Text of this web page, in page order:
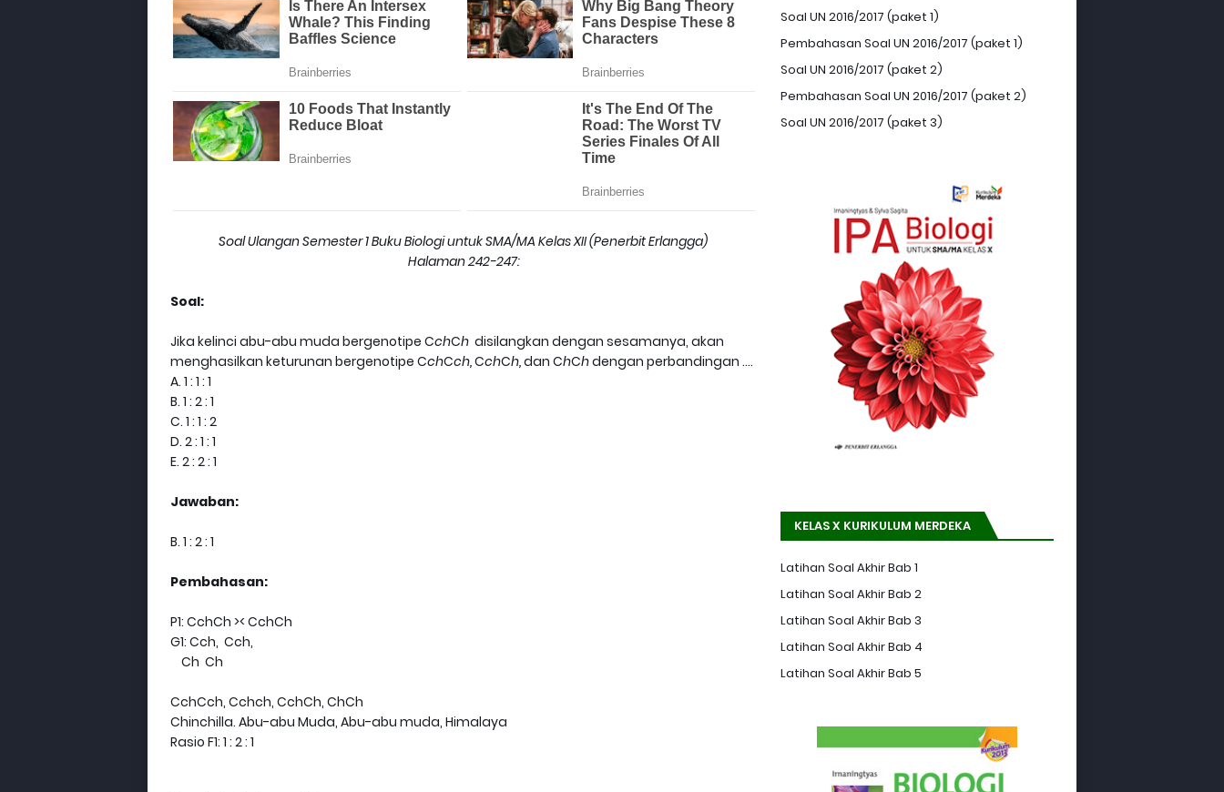
Soal Ulangan Semester 1 Buku Biologi untuk SMA/MA Kelas XII (Penerbit Erlangga)
Halaman 242-247:
Soal:
Jika kelinci abu-abu muda bergenotipe CchCh disilangkan dengan sesamanya, akan
menghasilkan keturunan bergenotipe CchCch,CchCh,dan ChChdengan perbandingan ....
A. 1 : 1 : 1
B. 1 : 2 : 1
C. 1 : 1 : 2
D. 2 : 1 : 1
E. 2 : 2 : 1
Jawaban:
B. 1 : 2 : 1
Pembahasan:
P1: CchCh >< CchCh
G1: Cch, Cch,
Ch Ch
CchCch, Cchch, CchCh, ChCh
Chinchilla. Abu-abu Muda, Abu-abu muda, Himalaya
Rasio F1: 1 : 2 : 1
Soal UN 2016/2017 (paket 1)
Pembahasan Soal UN 2016/2017 (paket 1)
Soal UN 2016/2017 (paket 2)
Pembahasan Soal UN 2016/2017 (paket 2)
Soal UN 2016/2017 (paket 3)
KELAS X KURIKULUM MERDEKA
Latihan Soal Akhir Bab 1
Latihan Soal Akhir Bab 2
Latihan Soal Akhir Bab 3
Latihan Soal Akhir Bab 4
Latihan Soal Akhir Bab 5